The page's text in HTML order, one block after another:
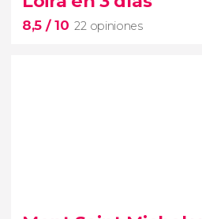
8,5 / 10 22 opiniones